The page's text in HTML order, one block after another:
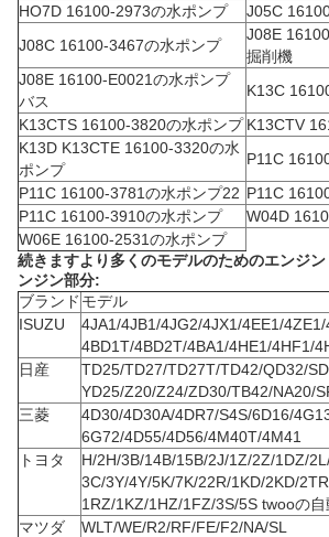
HO7D 16100-2973の水ポンプ
J05C
J08C 16100-3467の水ポンプ
J08E
掘削機
J08E 16100-E0021の水ポンプ
バス
K13C
K13CTS 16100-3820の水ポンプ K13CTV
K13D K13CTE 16100-3320の水
ポンプ
P11C
P11C 16100-3781の水ポンプ22 P11C
P11C 16100-3910の水ポンプ
W04D
W06E 16100-2531の水ポンプ
続きますより多くのモデルのためのエンジ
ンジン部分:
ブランド モデル
ISUZU
4JA1/4JB1/4JG2/4JX1/4EE1/
4BD1T/4BD2T/4BA1/4HE1/4HF1/
日産
TD25/TD27/TD27T/TD42/QD32/
YD25/Z20/Z24/ZD30/TB42/NA20/
三菱
4D30/4D30A/4DR7/S4S/6D16/
6G72/4D55/4D56/4M40T/4M41
トヨタ
H/2H/3B/14B/15B/2J/1Z/2Z/1DZ/
3C/3Y/4Y/5K/7K/22R/1KD/2KD/
1RZ/1KZ/1HZ/1FZ/3S/5S twooの自
マツダ
WLT/WE/R2/RF/FE/F2/NA/SL